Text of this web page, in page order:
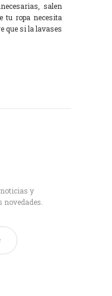
salen
tu ropa necesita
que si la lavases
noticias y